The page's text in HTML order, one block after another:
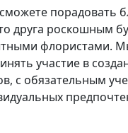
порадовать
друга роскошным
флористами.
участие в
с обязательным